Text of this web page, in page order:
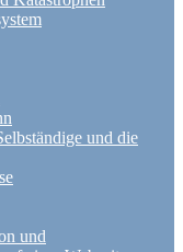
und die
und